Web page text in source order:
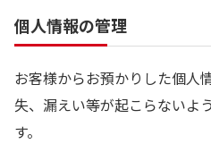
個人情報の管理
お客様からお預かりした個人
失、漏えい等が起こらないよ
す。